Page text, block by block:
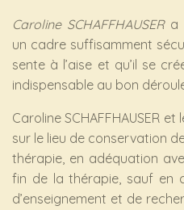
Caroline SCHAFFHAUSERa
un cadre suffisamment
sente à l’aise et qu’il se
indispensable au bon
Caroline SCHAFFHAUSER
sur le lieu de conservation
thérapie, en adéquation
fin de la thérapie, sauf en
d’enseignement et de